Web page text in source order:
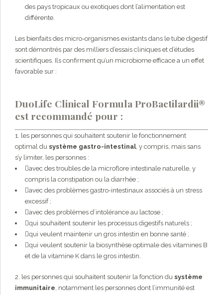
des pays tropicaux ou exotiques dont l’alimentation est
différente.
Les bienfaits des micro-organismes existants dans le tube digestif
sont démontrés par des milliers d’essais cliniques et d’études
scientifiques. Ils confirment qu’un microbiome efficace a un effet
favorable sur :
DuoLife Clinical Formula ProBactilardii®
est recommandé pour :
1. les personnes qui souhaitent soutenir le fonctionnement
optimal du système gastro-intestinal, y compris, mais sans
s’y limiter, les personnes :
avec des troubles de la microflore intestinale naturelle, y
compris la constipation ou la diarrhée ;
avec des problèmes gastro-intestinaux associés à un stress
excessif ;
avec des problèmes d’intolérance au lactose ;
qui souhaitent soutenir les processus digestifs naturels ;
qui veulent maintenir un gros intestin en bonne santé ;
qui veulent soutenir la biosynthèse optimale des vitamines B
et de la vitamine K dans le gros intestin.
2. les personnes qui souhaitent soutenir la fonction du système
immunitaire, notamment les personnes dont l’immunité est